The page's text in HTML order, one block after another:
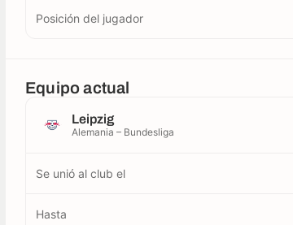
Posición del jugador
Equipo actual
Leipzig
Alemania – Bundesliga
Se unió al club el
Hasta